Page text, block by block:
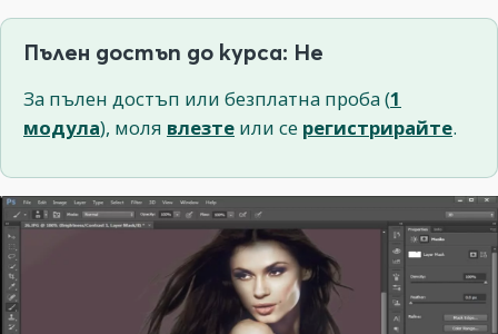
Пълен достъп до курса: Не
За пълен достъп или безплатна проба (1
модула), моля влезте или се регистрирайте.